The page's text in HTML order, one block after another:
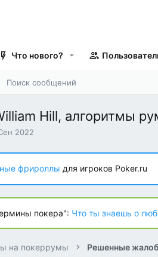
Что нового?
Поиск сообщений
Hill, алгоритмы
2022
фрироллы для игроков Poker.ru
покера": Что ты знаешь о
на покеррумы Решенные